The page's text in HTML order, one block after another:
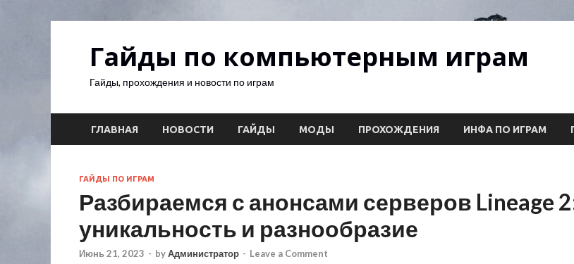
Гайды по компьютерным играм
Гайды, прохождения и новости по играм
ГЛАВНАЯ НОВОСТИ ГАЙДЫ МОДЫ ПРОХОЖДЕНИЯ ИНФА ПО ИГРАМ
ГАЙДЫ ПО ИГРАМ
Разбираемся с анонсами серверов Lineage
уникальность и разнообразие
Июнь 21, 2023 - byАдминистратор - Leave a Comment